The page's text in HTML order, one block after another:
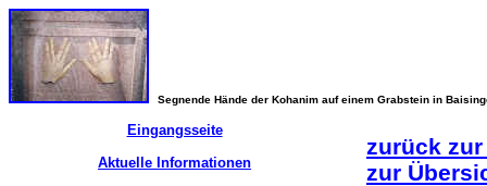
Segnende Hände der Kohanim auf einem Grabstein in
Eingangsseite
Aktuelle Informationen
zurück
zur